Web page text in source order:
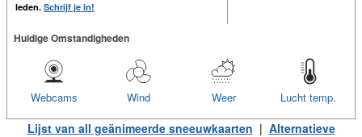
leden. Schrijf je in!
Huidige Omstandigheden
Lucht temp.
Weer
Wind
Webcams
Lijst van all geänimeerde sneeuwkaarten | Alternatieve